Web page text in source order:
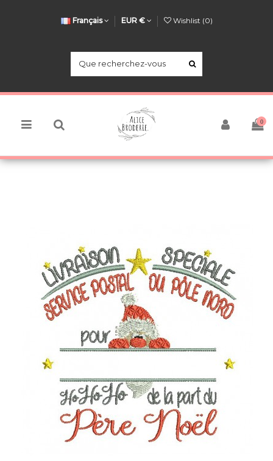
Français EUR € Wishlist (0)
0